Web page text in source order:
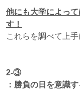
他にも大学によっ
す！
これらを調べて上
2-③
：勝負の日を意識す